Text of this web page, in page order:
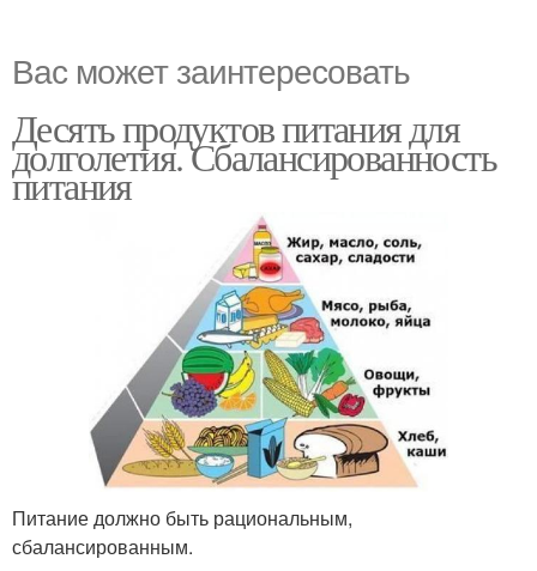
Вас может заинтересовать
Десять продуктов питания для
долголетия. Сбалансированность
питания
Питание должно быть рациональным,
сбалансированным.